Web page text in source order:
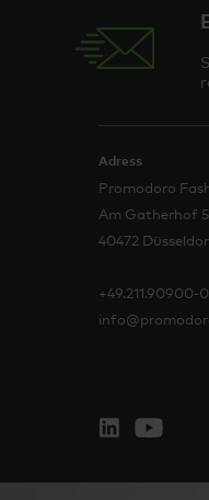
Adress
Promodoro
Am Gatherhof
40472
+49.211.90900-0